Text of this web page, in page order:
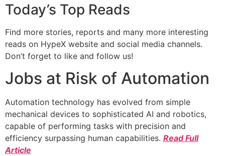
Today’s Top Reads
Find more stories, reports and many more interesting
reads on HypeX website and social media channels.
Don’t forget to like and follow us!
Jobs at Risk of Automation
Automation technology has evolved from simple
mechanical devices to sophisticated AI and robotics,
capable of performing tasks with precision and
efficiency surpassing human capabilities. Read Full
Article